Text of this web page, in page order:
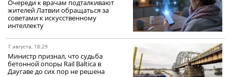
Очереди к врачам подталкивают
жителей Латвии обращаться за
советами к искусственному
интеллекту
7 августа, 18:29
Министр признал, что судьба
бетонной опоры Rail Baltica в
Даугаве до сих пор не решена